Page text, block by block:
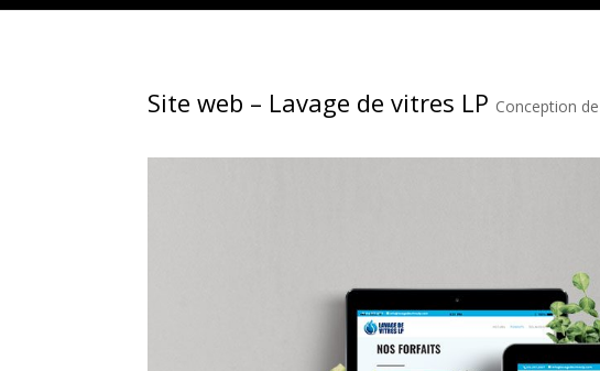
Site web – Lavage de vitres LP Conception